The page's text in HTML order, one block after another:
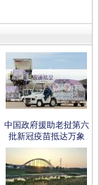
中国政府援助老挝第六
批新冠疫苗抵达万象